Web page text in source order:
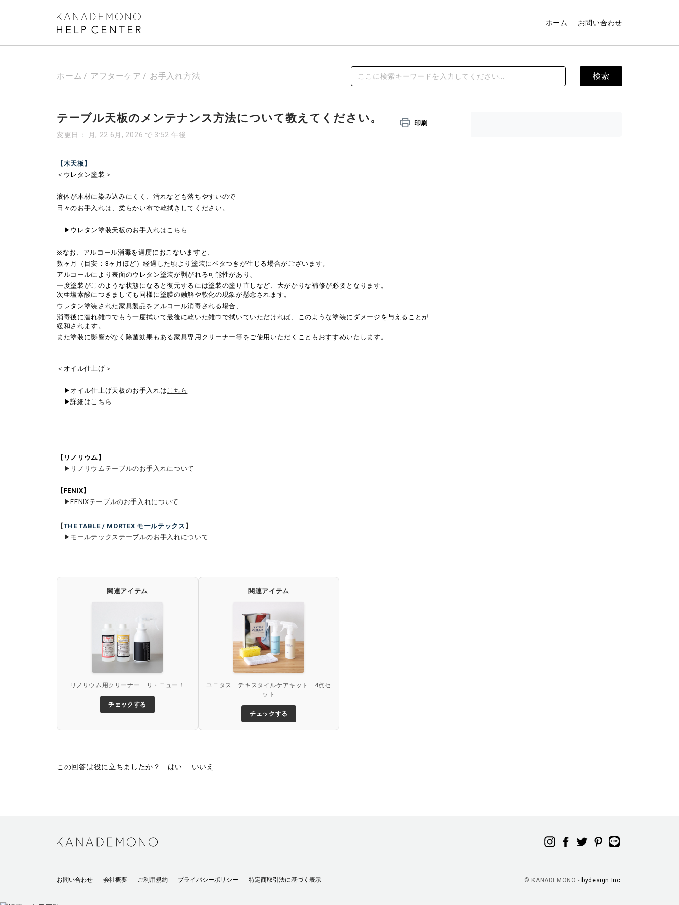
ホーム お問い合わせ
ホーム アフターケア お手入れ方法
テーブル天板のメンテナンス方法について教えてください。 印刷
変更日： 月, 22 6月, 2026 で 3:52 午後
【木天板】
＜ウレタン塗装＞
液体が木材に染み込みにくく、汚れなども落ちやすいので
日々のお手入れは、柔らかい布で乾拭きしてください。
▶︎ウレタン塗装天板のお手入れは こちら
※なお、アルコール消毒を過度におこないますと、
数ヶ月（目安：3ヶ月ほど）経過した頃より塗装にベタつきが生じる場合がございます。
アルコールにより表面のウレタン塗装が剥がれる可能性があり、
一度塗装がこのような状態になると復元するには塗装の塗り直しなど、大がかりな補修が必要となります。
次亜塩素酸につきましても同様に塗膜の融解や軟化の現象が懸念されます。
ウレタン塗装された家具製品をアルコール消毒される場合、
消毒後に濡れ雑巾でもう一度拭いて最後に乾いた雑巾で拭いていただければ、
このような塗装にダメージを与えることが
緩和されます。
また塗装に影響がなく除菌効果もある家具専用クリーナー等をご使用いただくこともおすすめいたします。
＜オイル仕上げ＞
▶︎オイル仕上げ天板のお手入れは こちら
▶︎詳細は こちら
【 リノリウム 】
▶︎ リノリウムテーブルのお手入れについて
【 FENIX 】
▶︎FENIXテーブルのお手入れについて
【THE TABLE / MORTEX モールテックス 】
▶︎ モールテックステーブルのお手入れについて
関連アイテム
リノリウム用クリーナー リ・ニュー！
チェックする
関連アイテム
ユニタス テキスタイルケアキット 4点セ
ット
チェックする
この回答は役に立ちましたか？ はい いいえ
お問い合わせ 会社概要 ご利用規約 プライバシーポリシー 特定商取引法に基づく表示 © KANADEMONO - bydesign Inc.